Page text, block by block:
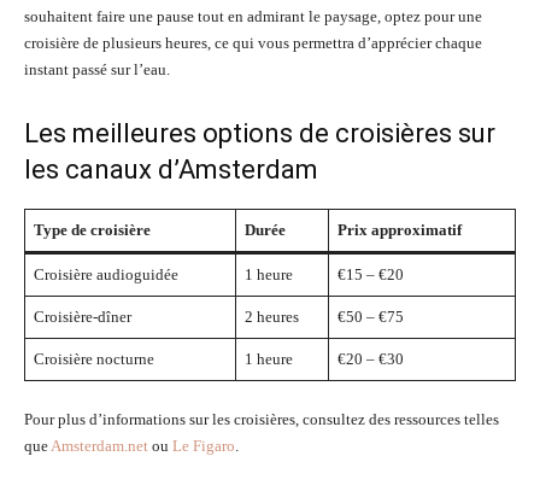
souhaitent faire une pause tout en admirant le paysage, optez pour une
croisière de plusieurs heures, ce qui vous permettra d’apprécier chaque
instant passé sur l’eau.
Les meilleures options de croisières sur
les canaux d’Amsterdam
Type de croisière Durée Prix approximatif
Croisière audioguidée 1 heure €15 – €20
Croisière-dîner 2 heures €50 – €75
Croisière nocturne 1 heure €20 – €30
Pour plus d’informations sur les croisières, consultez des ressources telles
queAmsterdam.net ou Le Figaro.